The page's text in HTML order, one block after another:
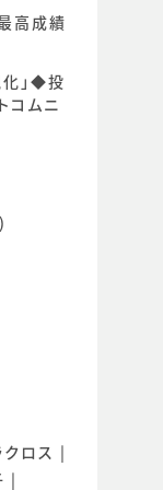
高成績
」◆投
コムニ
クロス